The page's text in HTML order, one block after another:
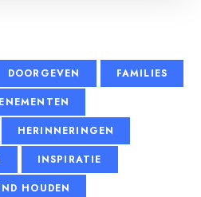
DOORGEVEN
FAMILIES
HERINNERINGEN
INSPIRATIE
HOUDEN